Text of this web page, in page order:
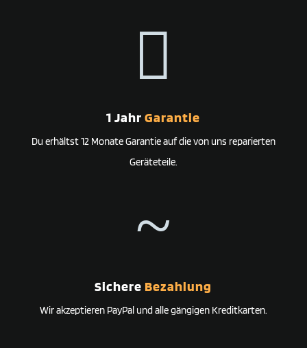

1 JahrGarantie
Du erhältst 12 Monate Garantie auf die von uns reparierten
Geräteteile.
~
Sichere Bezahlung
Wir akzeptieren PayPal und alle gängigen Kreditkarten.